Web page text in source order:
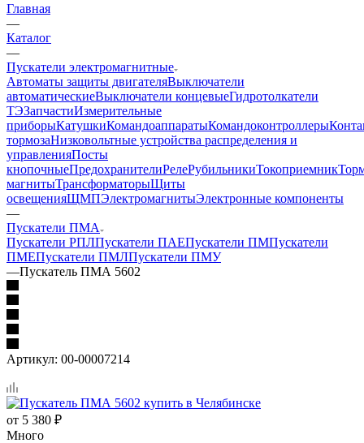
Главная
—
Каталог
—
Пускатели электромагнитные
Автоматы защиты двигателяВыключатели
автоматическиеВыключатели концевыеГидротолкатели
ТЭЗапчастиИзмерительные
приборыКатушкиКомандоаппаратыКомандоконтроллеры
тормозаНизковольтные устройства распределения и
управленияПосты
кнопочныеПредохранителиРелеРубильникиТокоприемник
магнитыТрансформаторыЩиты
освещенияЩМПЭлектромагнитыЭлектронные компоненты
—
Пускатели ПМА
Пускатели РПЛПускатели ПАЕПускатели ПМПускатели
ПМЕПускатели ПМЛПускатели ПМУ
—Пускатель ПМА 5602
Артикул: 00-00007214
от 5 380 ₽
Много